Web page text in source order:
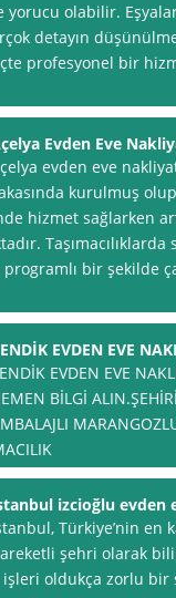
olabilir.
detayın
profesyonel bir
Evden Eve
evden eve
kurulmuş
hizmet sağlarken
bir şekilde
EVDEN EVE
EVDEN EVE
BİLGİ
izcioğlu evden
Türkiye’nin en
şehri olarak
işleri oldukça zorlu bir